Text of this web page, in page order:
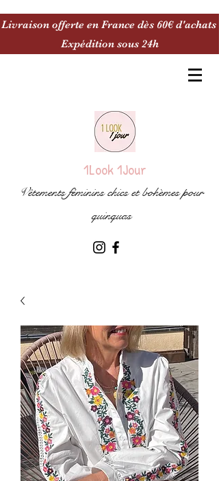
Livraison offerte en France dès 60€ d'achats
Expédition sous 24h
1Look 1Jour
Vêtements féminins chics et bohèmes pour
quinquas